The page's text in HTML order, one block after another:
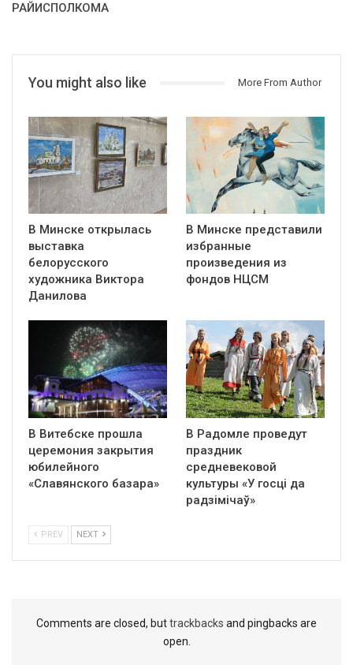
РАЙИСПОЛКОМА
You might also like More From Author
В Минске открылась
выставка
белорусского
художника Виктора
Данилова
В Минске представили
избранные
произведения из
фондов НЦСМ
В Витебске прошла
церемония закрытия
юбилейного
«Славянского базара»
В Радомле проведут
праздник
средневековой
культуры «У госці да
радзімічаў»
PREV NEXT
Comments are closed, buttrackbacks and pingbacks are
open.